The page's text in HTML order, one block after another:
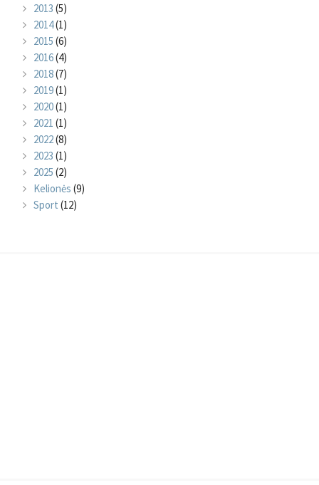
2013 (5)
2014(1)
2015 (6)
2016(4)
2018(7)
2019(1)
2020(1)
2021 (1)
2022(8)
2023 (1)
2025 (2)
Kelionės (9)
Sport (12)